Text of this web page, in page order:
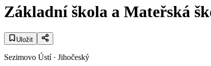
Základní škola a Mateřská
Uložit
Sezimovo Ústí· Jihočeský